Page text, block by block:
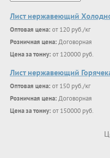
Лист нержавеющий
Оптовая цена: от 120 руб./кг
Розничная цена: Договорная
Цена за тонну: от 120000 руб.
Лист нержавеющий
Оптовая цена: от 150 руб./кг
Розничная цена: Договорная
Цена за тонну: от 150000 руб.